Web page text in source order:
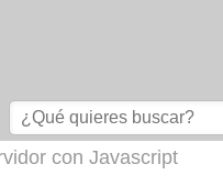
con Javascript